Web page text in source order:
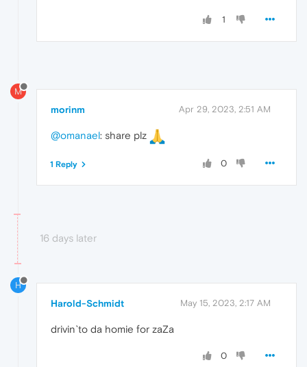
1
M
morinm Apr 29, 2023, 2:51 AM
@omanael: share plz
0
1 Reply
16 days later
H
Harold-Schmidt May 15, 2023, 2:17 AM
drivin`to da homie for zaZa
0